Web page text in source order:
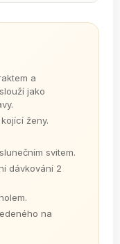
a
jako
ženy.
svitem.
dávkování 2
na